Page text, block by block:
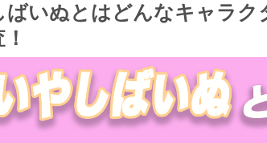
ばいぬとはどんなキャラク